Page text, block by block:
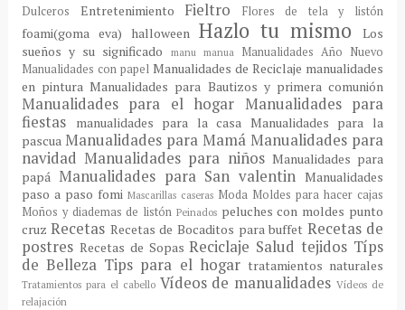
Dulceros Entretenimiento Fieltro Flores de tela y listón
foami(goma eva) halloween Hazlo tu mismoLos
sueños y su significado
manu manua Manualidades Año Nuevo
Manualidades con papel Manualidades de Reciclaje manualidades
en pinturaManualidades para Bautizos y primera comunión
Manualidades para el hogar Manualidades para
fiestas
manualidades para la casa Manualidades para la
pascua Manualidades para MamáManualidades para
navidadManualidades para niños Manualidades para
papá Manualidades para San valentinManualidades
paso a paso fomi Mascarillas caseras Moda Moldes para hacer cajas
Moños y diademas de listón Peinados peluches con moldes punto
cruzRecetas Recetas de Bocaditos para buffet Recetas de
postres Recetas de SopasReciclaje Saludtejidos Típs
de Belleza Tips para el hogar tratamientos naturales
Tratamientos para el cabello Vídeos de manualidadesVídeos de
relajación